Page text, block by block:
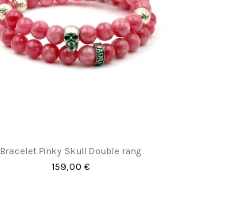
Bracelet Pinky Skull Double rang
159,00 €